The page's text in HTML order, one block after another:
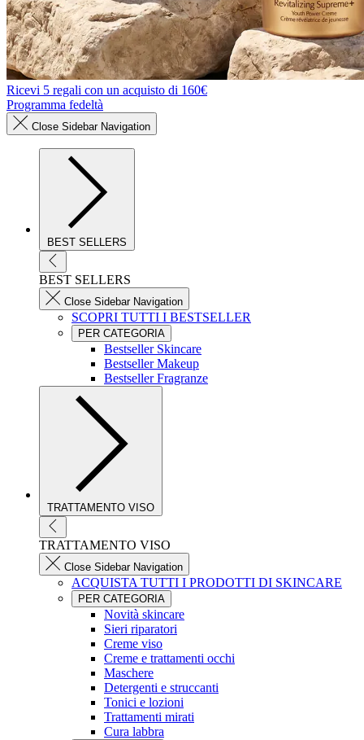
Ricevi 5 regali con un acquisto di 160€
Programma fedeltà
Close Sidebar Navigation
BEST SELLERS
BEST SELLERS
Close Sidebar Navigation
SCOPRI TUTTI I BESTSELLER
PER CATEGORIA
Bestseller Skincare
Bestseller Makeup
Bestseller Fragranze
TRATTAMENTO VISO
TRATTAMENTO VISO
Close Sidebar Navigation
ACQUISTA TUTTI I PRODOTTI DI SKINCARE
PER CATEGORIA
Novità skincare
Sieri riparatori
Creme viso
Creme e trattamenti occhi
Maschere
Detergenti e struccanti
Tonici e lozioni
Trattamenti mirati
Cura labbra